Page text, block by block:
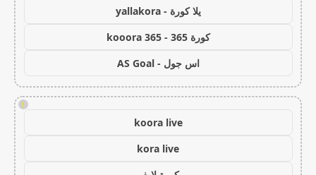
يلا كورة - yallakora
كورة 365 - kooora 365
اس جول - AS Goal
!
koora live
kora live